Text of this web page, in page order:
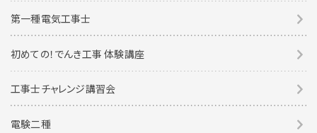
第一種電気工事士
初めての！でんき工事 体験講座
工事士チャレンジ講習会
電験二種